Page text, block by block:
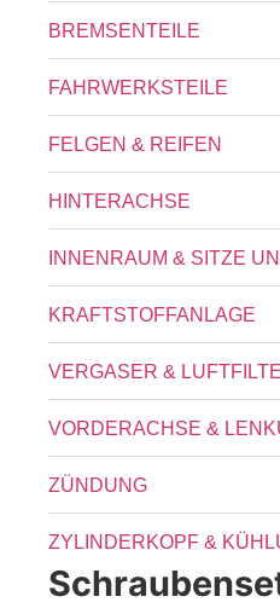
BREMSENTEILE
FAHRWERKSTEILE
FELGEN & REIFEN
HINTERACHSE
INNENRAUM & SITZE
KRAFTSTOFFANLAGE
VERGASER &
VORDERACHSE &
ZÜNDUNG
ZYLINDERKOPF &